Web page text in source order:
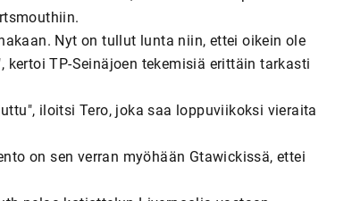
Nyt on tullut lunta niin, ettei oikein ole
TP-Seinäjoen tekemisiä erittäin tarkasti
iloitsi Tero, joka saa loppuviikoksi vieraita
on sen verran myöhään Gtawickissä, ettei